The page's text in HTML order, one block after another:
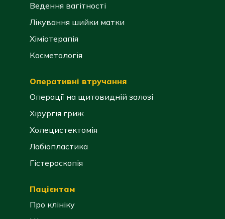
Ведення вагітності
Лікування шийки матки
Хіміотерапія
Косметологія
Оперативні втручання
Операції на щитовидній залозі
Хірургія гриж
Холецистектомія
Лабіопластика
Гістероскопія
Пацієнтам
Про клініку